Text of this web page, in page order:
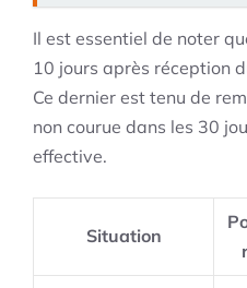
Il est essentiel de noter
10 jours après réception
Ce dernier est tenu de
non courue dans les 30
effective.
Situation